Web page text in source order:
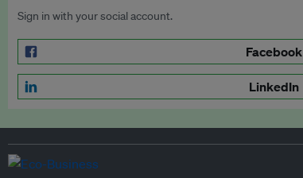
Sign in with your social account.
Facebook
LinkedIn